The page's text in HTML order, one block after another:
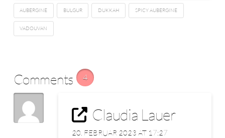
AUBERGINE BULGUR DUKKAH SPICY AUBERGINE
VADOUVAN
Comments 4
Claudia Lauer
20. FEBRUAR 2023 AT 17:27